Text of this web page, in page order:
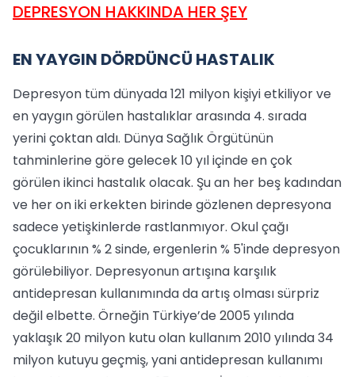
DEPRESYON HAKKINDA HER ŞEY
EN YAYGIN DÖRDÜNCÜ HASTALIK
Depresyon tüm dünyada 121 milyon kişiyi etkiliyor ve
en yaygın görülen hasta­lıklar arasında 4. sırada
yerini çoktan aldı. Dünya Sağlık Örgütünün
tahminlerine göre gelecek 10 yıl içinde en çok
görülen ikinci hastalık olacak. Şu an her beş kadın­dan
ve her on iki erkekten birinde gözle­nen depresyona
sadece yetişkinlerde rast­lanmıyor. Okul çağı
çocuklarının % 2 sin­de, ergenlerin % 5'inde depresyon
görüle­biliyor. Depresyonun artışına karşılık
antidepresan kullanımında da artış olması sürp­riz
değil elbette. Örneğin Türkiye’de 2005 yılında
yaklaşık 20 milyon kutu olan kul­lanım 2010 yılında 34
milyon kutuyu geç­miş, yani antidepresan kullanımı